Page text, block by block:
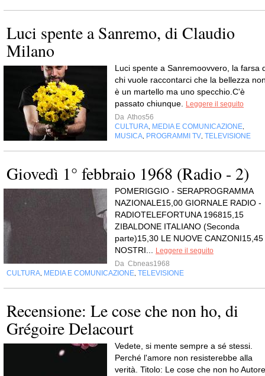
Luci spente a Sanremo, di Claudio
Milano
Luci spente a Sanremoovvero, la farsa
chi vuole raccontarci che la bellezza
è un martello ma uno specchio.C'è
passato chiunque.
Leggere il seguito
Da Athos56
CULTURA MEDIA E COMUNICAZIONE
MUSICA PROGRAMMI TV TELEVISIONE
Giovedì 1° febbraio 1968 (Radio - 2)
POMERIGGIO - SERAPROGRAMMA
NAZIONALE15,00 GIORNALE RADIO -
RADIOTELEFORTUNA 196815,15
ZIBALDONE ITALIANO (Seconda
parte)15,30 LE NUOVE CANZONI15,45
NOSTRI...
Leggere il seguito
Da Cbneas1968
CULTURA MEDIA E COMUNICAZIONE TELEVISIONE
Recensione: Le cose che non ho, di
Grégoire Delacourt
Vedete, si mente sempre a sé stessi.
Perché l'amore non resisterebbe alla
verità. Titolo: Le cose che non ho